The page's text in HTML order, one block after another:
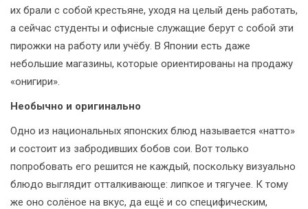
их брали с собой крестьяне, уходя на целый день работать,
а сейчас студенты и офисные служащие берут с собой эти
пирожки на работу или учёбу. В Японии есть даже
небольшие магазины, которые ориентированы на продажу
«онигири».
Необычно и оригинально
Одно из национальных японских блюд называется «натто»
и состоит из забродивших бобов сои. Вот только
попробовать его решится не каждый, поскольку визуально
блюдо выглядит отталкивающе: липкое и тягучее. К тому
же оно солёное на вкус, да ещё и со специфическим,